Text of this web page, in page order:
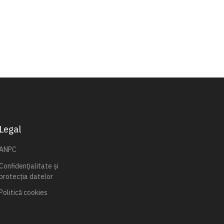
și
datelor
cookies